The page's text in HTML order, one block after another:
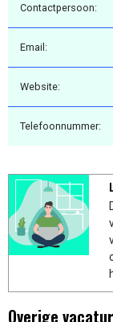
Contactpersoon:
Email:
Website:
Telefoonnummer:
Overige